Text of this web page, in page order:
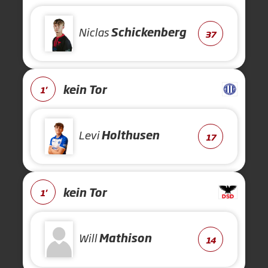
NiclasSchickenberg 37
1' kein Tor
LeviHolthusen 17
1' kein Tor
WillMathison 14